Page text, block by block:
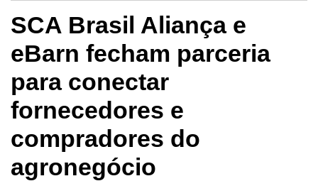
SCA Brasil Aliança e
eBarn fecham parceria
para conectar
fornecedores e
compradores do
agronegócio